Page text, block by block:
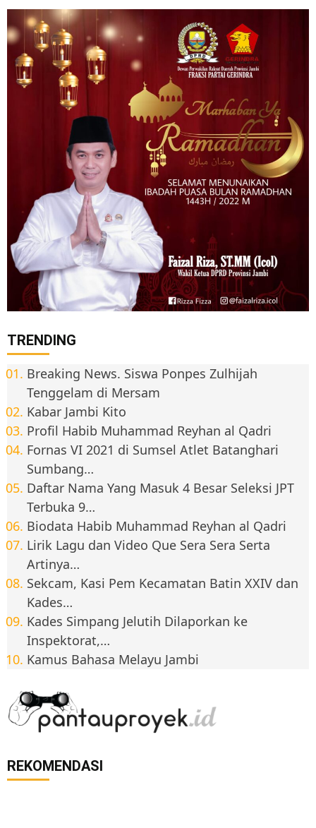
TRENDING
Breaking News. Siswa Ponpes Zulhijah
Tenggelam di Mersam
Kabar Jambi Kito
Profil Habib Muhammad Reyhan al Qadri
Fornas VI 2021 di Sumsel Atlet Batanghari
Sumbang…
Daftar Nama Yang Masuk 4 Besar Seleksi JPT
Terbuka 9…
Biodata Habib Muhammad Reyhan al Qadri
Lirik Lagu dan Video Que Sera Sera Serta
Artinya…
Sekcam, Kasi Pem Kecamatan Batin XXIV dan
Kades…
Kades Simpang Jelutih Dilaporkan ke
Inspektorat,…
Kamus Bahasa Melayu Jambi
REKOMENDASI